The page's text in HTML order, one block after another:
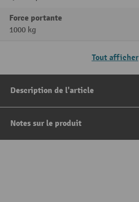
Force portante
1000 kg
Tout afficher
Description de l'article
Notes sur le produit